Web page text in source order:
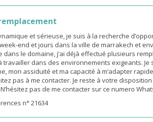
et sérieuse, je suis à la recherche
end et jours dans la ville de marrakech et
dans le domaine, j’ai déjà effectué plusieurs
travailler dans des environnements exigeants. Je
mon assiduité et ma capacité à m’adapter
pas à me contacter. Je reste à votre
pas de me contacter sur ce numero
n° 21634